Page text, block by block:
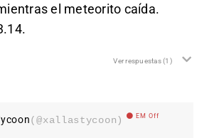
el meteorito caída.
Ver respuestas(1)
(@xallastycoon) EM Off